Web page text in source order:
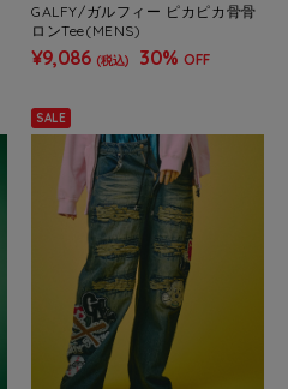
GALFY/ガルフィー ピカピカ骨骨
ロンTee(MENS)
¥9,086 (税込) 30% OFF
SALE